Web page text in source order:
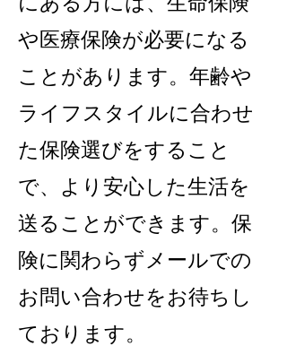
や医療保険が必要になる
ことがあります。年齢や
ライフスタイルに合わせ
た保険選びをすること
で、より安心した生活を
送ることができます。保
険に関わらずメールでの
お問い合わせをお待ちし
ております。